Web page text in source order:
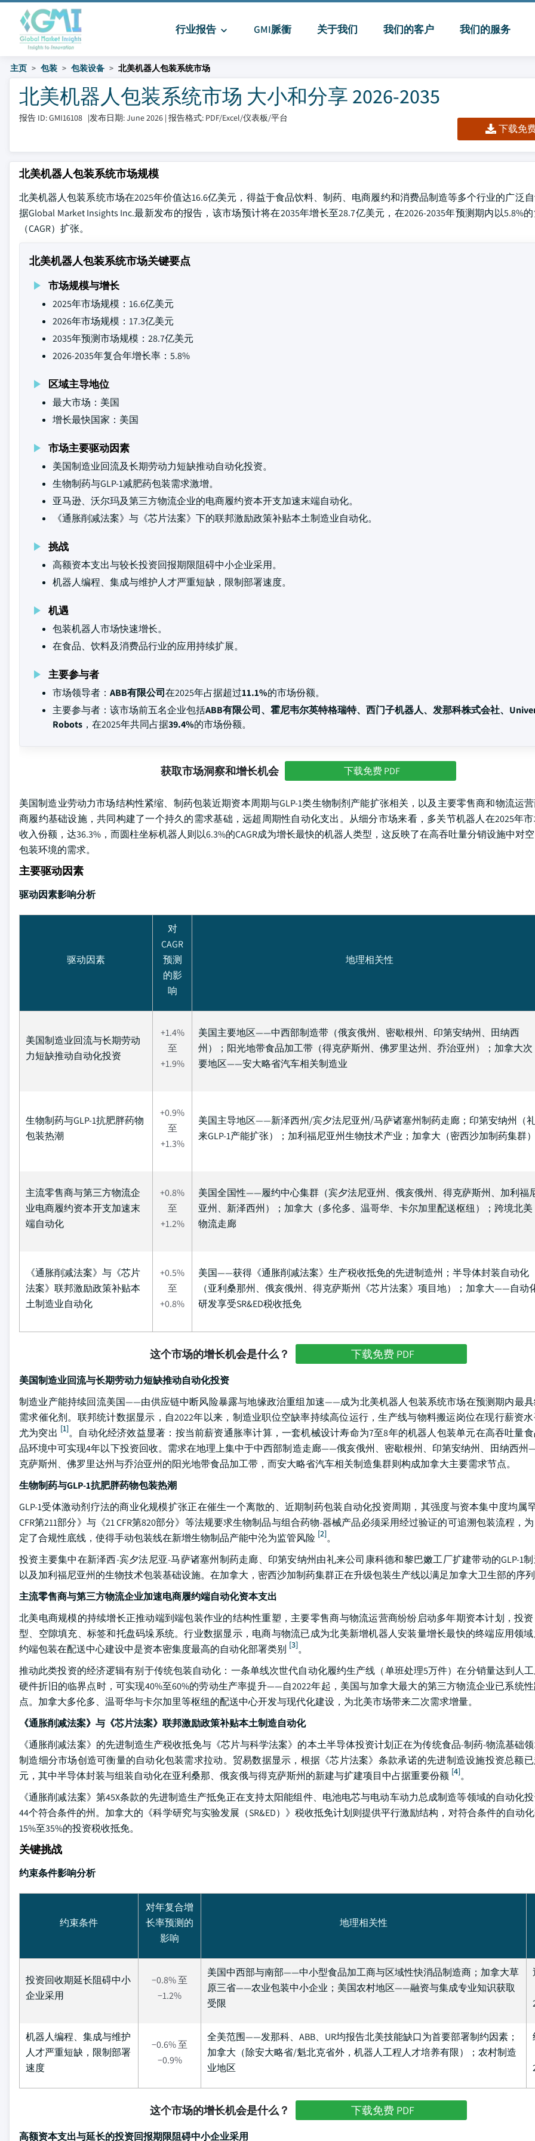
行业报告 GMI脈衝 关于我们 我们的客户 我们的服务
主页 包装 包装设备 北美机器人包装系统市场
北美机器人包装系统市场 大小和分享 2026-2035
报告 ID: GMI16108 |发布日期: June 2026 | 报告格式: PDF/Excel/仪表板/平台
下载免
北美机器人包装系统市场规模
北美机器人包装系统市场在2025年价值达16.6亿美元，得益于食品饮料、制药、电商履约和消费品制造等多个行业的广泛
据Global Market Insights Inc.最新发布的报告，该市场预计将在2035年增长至28.7亿美元，在2026-2035年预测期内以5.8%
（CAGR）扩张。
北美机器人包装系统市场关键要点
市场规模与增长
2025年市场规模：16.6亿美元
2026年市场规模：17.3亿美元
2035年预测市场规模：28.7亿美元
2026-2035年复合年增长率：5.8%
区域主导地位
最大市场：美国
增长最快国家：美国
市场主要驱动因素
美国制造业回流及长期劳动力短缺推动自动化投资。
生物制药与GLP-1减肥药包装需求激增。
亚马逊、沃尔玛及第三方物流企业的电商履约资本开支加速末端自动化。
《通胀削减法案》与《芯片法案》下的联邦激励政策补贴本土制造业自动化。
挑战
高额资本支出与较长投资回报期限阻碍中小企业采用。
机器人编程、集成与维护人才严重短缺，限制部署速度。
机遇
包装机器人市场快速增长。
在食品、饮料及消费品行业的应用持续扩展。
主要参与者
市场领导者： ABB有限公司在2025年占据超过11.1%的市场份额。
主要参与者：该市场前五名企业包括ABB有限公司、霍尼韦尔英特格瑞特、西门子机器人、发那科株式会社、
Robots ，在2025年共同占据39.4%的市场份额。
获取市场洞察和增长机会 下载免费 PDF
美国制造业劳动力市场结构性紧缩、制药包装近期资本周期与GLP-1类生物制剂产能扩张相关，以及主要零售商和物流运
商履约基础设施，共同构建了一个持久的需求基础，远超周期性自动化支出。从细分市场来看，多关节机器人在2025年
收入份额，达36.3%，而圆柱坐标机器人则以6.3%的CAGR成为增长最快的机器人类型，这反映了在高吞吐量分销设施中对
包装环境的需求。
主要驱动因素
驱动因素影响分析
驱动因素
对
CAGR
预测
的影
响
地理相关性
美国制造业回流与长期劳动
力短缺推动自动化投资
+1.4%
至
+1.9%
美国主要地区——中西部制造带（俄亥俄州、密歇根州、印第安纳州、田纳西
州）；阳光地带食品加工带（得克萨斯州、佛罗里达州、乔治亚州）；加拿大次
要地区——安大略省汽车相关制造业
生物制药与GLP-1抗肥胖药物
包装热潮
+0.9%
至
+1.3%
美国主导地区——新泽西州/宾夕法尼亚州/马萨诸塞州制药走廊；印第安纳州（
来GLP-1产能扩张）；加利福尼亚州生物技术产业；加拿大（密西沙加制药集群
主流零售商与第三方物流企
业电商履约资本开支加速末
端自动化
+0.8%
至
+1.2%
美国全国性——履约中心集群（宾夕法尼亚州、俄亥俄州、得克萨斯州、加利福
亚州、新泽西州）；加拿大（多伦多、温哥华、卡尔加里配送枢纽）；跨境北美
物流走廊
《通胀削减法案》与《芯片
法案》联邦激励政策补贴本
土制造业自动化
+0.5%
至
+0.8%
美国——获得《通胀削减法案》生产税收抵免的先进制造州；半导体封装自动化
（亚利桑那州、俄亥俄州、得克萨斯州《芯片法案》项目地）；加拿大——自动
研发享受SR&ED税收抵免
这个市场的增长机会是什么？ 下载免费 PDF
美国制造业回流与长期劳动力短缺推动自动化投资
制造业产能持续回流美国——由供应链中断风险暴露与地缘政治重组加速——成为北美机器人包装系统市场在预测期内最
需求催化剂。联邦统计数据显示，自2022年以来，制造业职位空缺率持续高位运行，生产线与物料搬运岗位在现行薪资
尤为突出 [1]。自动化经济效益显著：按当前薪资通胀率计算，一套机械设计寿命为7至8年的机器人包装单元在高吞吐量
品环境中可实现4年以下投资回收。需求在地理上集中于中西部制造走廊——俄亥俄州、密歇根州、印第安纳州、田纳西
克萨斯州、佛罗里达州与乔治亚州的阳光地带食品加工带，而安大略省汽车相关制造集群则构成加拿大主要需求节点。
生物制药与GLP-1抗肥胖药物包装热潮
GLP-1受体激动剂疗法的商业化规模扩张正在催生一个离散的、近期制药包装自动化投资周期，其强度与资本集中度均属
CFR第211部分》与《21 CFR第820部分》等法规要求生物制品与组合药物-器械产品必须采用经过验证的可追溯包装流程，
定了合规性底线，使得手动包装线在新增生物制品产能中沦为监管风险 [2]。
投资主要集中在新泽西-宾夕法尼亚-马萨诸塞州制药走廊、印第安纳州由礼来公司康科德和黎巴嫩工厂扩建带动的GLP-1
以及加利福尼亚州的生物技术包装基础设施。在加拿大，密西沙加制药集群正在升级包装生产线以满足加拿大卫生部的序
主流零售商与第三方物流企业加速电商履约端自动化资本支出
北美电商规模的持续增长正推动端到端包装作业的结构性重塑，主要零售商与物流运营商纷纷启动多年期资本计划，投
型、空隙填充、标签和托盘码垛系统。行业数据显示，电商与物流已成为北美新增机器人安装量增长最快的终端应用领
约端包装在配送中心建设中是资本密集度最高的自动化部署类别 [3]。
推动此类投资的经济逻辑有别于传统包装自动化：一条单线次世代自动化履约生产线（单班处理5万件）在分销量达到人
硬件折旧的临界点时，可实现40%至60%的劳动生产率提升——自2022年起，美国与加拿大最大的第三方物流企业已系统
点。加拿大多伦多、温哥华与卡尔加里等枢纽的配送中心开发与现代化建设，为北美市场带来二次需求增量。
《通胀削减法案》与《芯片法案》联邦激励政策补贴本土制造自动化
《通胀削减法案》的先进制造生产税收抵免与《芯片与科学法案》的本土半导体投资计划正在为传统食品-制药-物流基础
制造细分市场创造可衡量的自动化包装需求拉动。贸易数据显示，根据《芯片法案》条款承诺的先进制造设施投资总额已
元，其中半导体封装与组装自动化在亚利桑那、俄亥俄与得克萨斯州的新建与扩建项目中占据重要份额 [4]。
《通胀削减法案》第45X条款的先进制造生产抵免正在支持太阳能组件、电池电芯与电动车动力总成制造等领域的自动化
44个符合条件的州。加拿大的《科学研究与实验发展（SR&ED）》税收抵免计划则提供平行激励结构，对符合条件的自动
15%至35%的投资税收抵免。
关键挑战
约束条件影响分析
约束条件
对年复合增
长率预测的
影响
地理相关性
投资回收期延长阻碍中小
企业采用
−0.8% 至
−1.2%
美国中西部与南部——中小型食品加工商与区域性快消品制造商；加拿大草
原三省——农业包装中小企业；美国农村地区——融资与集成专业知识获取
受限
机器人编程、集成与维护
人才严重短缺，限制部署
速度
−0.6% 至
−0.9%
全美范围——发那科、ABB、UR均报告北美技能缺口为首要部署制约因素；
加拿大（除安大略省/魁北克省外，机器人工程人才培养有限）；农村制造
业地区
这个市场的增长机会是什么？ 下载免费 PDF
高额资本支出与延长的投资回报期限阻碍中小企业采用